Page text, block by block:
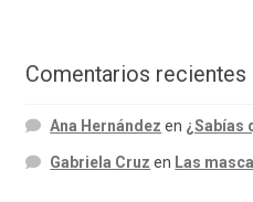
Comentarios recientes
Ana Hernández en ¿Sabías
Gabriela Cruz en Las